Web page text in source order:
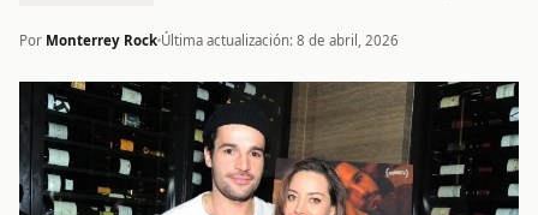
Por Monterrey Rock Última actualización: 8 de abril, 2026